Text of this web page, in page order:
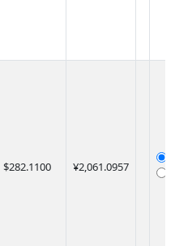
$282.1100 ¥2,061.0957